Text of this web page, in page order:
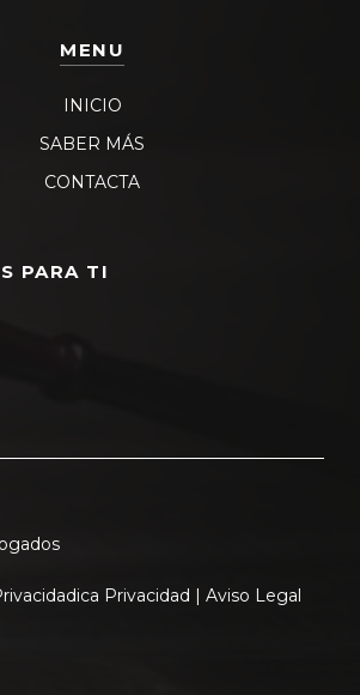
MENU
INICIO
SABER MÁS
CONTACTA
PARA TI
ica Privacidad | Aviso Legal